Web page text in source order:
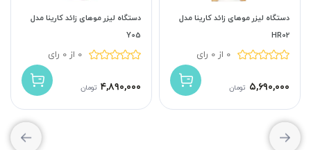
دستگاه لیزر موهای زائد کارینا مدل
HR02
0 از 0 رای
۵,۶۹۰,۰۰۰ تومان
دستگاه لیزر موهای زائد کارینا مدل
Y05
0 از 0 رای
۴,۸۹۰,۰۰۰ تومان